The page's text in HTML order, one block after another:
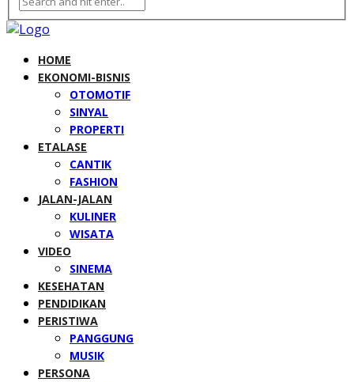
HOME
EKONOMI-BISNIS
OTOMOTIF
SINYAL
PROPERTI
ETALASE
CANTIK
FASHION
JALAN-JALAN
KULINER
WISATA
VIDEO
SINEMA
KESEHATAN
PENDIDIKAN
PERISTIWA
PANGGUNG
MUSIK
PERSONA